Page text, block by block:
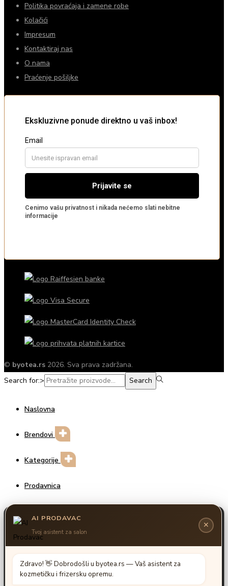
Politika povraćaja i zamene robe
Kolačići
Impresum
Kontaktiraj nas
O nama
Praćenje pošiljke
© byotea.rs 2026. Sva prava zadržana.
Search for:>
Search
Naslovna
Brendovi
Kategorije
Prodavnica
Unesite za pretragu
Search for:>
Search